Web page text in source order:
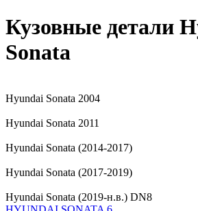
Кузовные детали
Sonata
Hyundai Sonata 2004
Hyundai Sonata 2011
Hyundai Sonata (2014-2017)
Hyundai Sonata (2017-2019)
Hyundai Sonata (2019-н.в.) DN8